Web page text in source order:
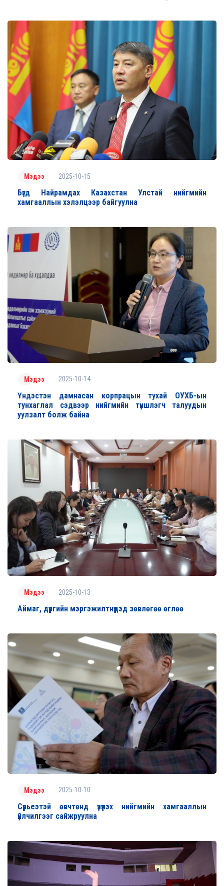
Мэдээ 2025-10-15
Бүгд Найрамдах Казахстан Улстай нийгмийн
хамгааллын хэлэлцээр байгуулна
Мэдээ 2025-10-14
Үндэстэн дамнасан корпрацын тухай ОУХБ-ын
тунхаглал сэдвээр нийгмийн түншлэгч талуудын
уулзалт болж байна
Мэдээ 2025-10-13
Аймаг, дүүргийн мэргэжилтнүүдэд зөвлөгөө өглөө
Мэдээ 2025-10-10
Сүрьеэтэй өвчтөнд үзүүлэх нийгмийн хамгааллын
үйлчилгээг сайжруулна